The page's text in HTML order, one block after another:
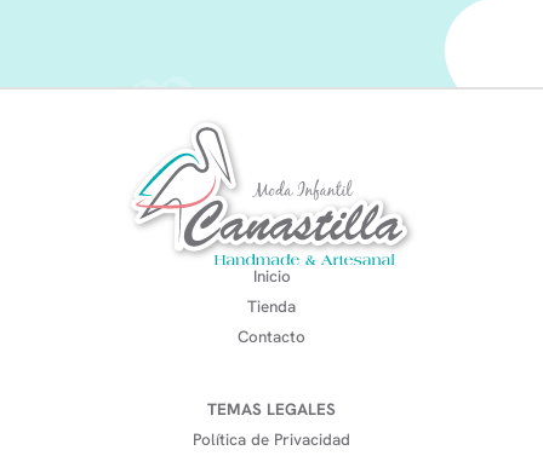
Inicio
Tienda
Contacto
TEMAS LEGALES
Política de Privacidad